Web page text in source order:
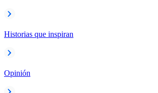
Historias que inspiran
Opinión